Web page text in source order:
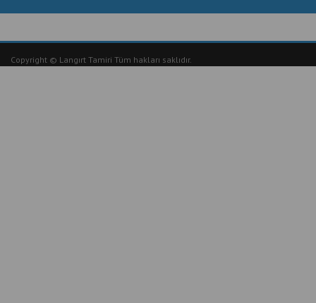
Copyright © Langırt Tamiri Tüm hakları saklıdır.